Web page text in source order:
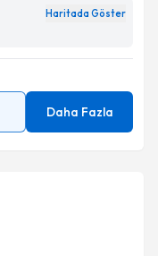
Haritada Göster
Daha Fazla